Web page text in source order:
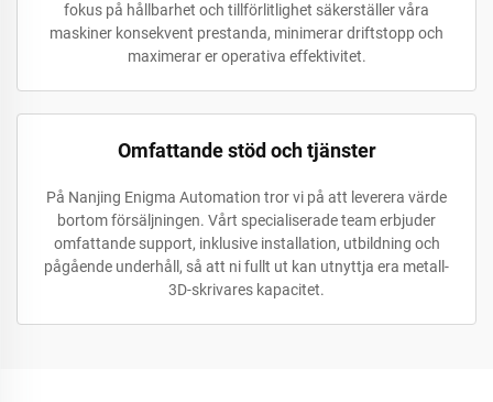
fokus på hållbarhet och tillförlitlighet säkerställer våra
maskiner konsekvent prestanda, minimerar driftstopp och
maximerar er operativa effektivitet.
Omfattande stöd och tjänster
På Nanjing Enigma Automation tror vi på att leverera värde
bortom försäljningen. Vårt specialiserade team erbjuder
omfattande support, inklusive installation, utbildning och
pågående underhåll, så att ni fullt ut kan utnyttja era metall-
3D-skrivares kapacitet.